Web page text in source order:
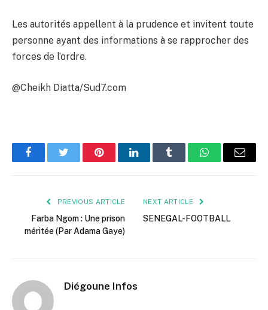
Les autorités appellent à la prudence et invitent toute
personne ayant des informations à se rapprocher des
forces de l’ordre.
@Cheikh Diatta/Sud7.com
FacebookTwitter PinterestLinkedInTumblr WhatsAppEmail
PREVIOUS ARTICLE
Farba Ngom : Une prison
méritée (Par Adama Gaye)
NEXT ARTICLE
SENEGAL-FOOTBALL
Diégoune Infos